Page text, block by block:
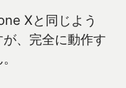
Xと同じよう
、完全に動作す